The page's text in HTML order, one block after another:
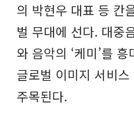
의 박현우 대표 등 칸
벌 무대에 선다. 대중
와 음악의 ‘케미’를
글로벌 이미지 서비
주목된다.